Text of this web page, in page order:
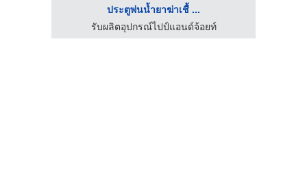
ประตูพ่นน้ำยาฆ่าเชื้ ...
รับผลิตอุปกรณ์ไปป์แอนด์จ้อยท์